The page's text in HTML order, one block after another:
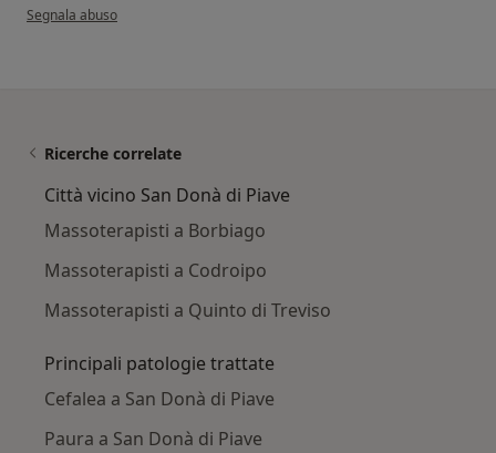
secondo l'opinione dell'utente Luisa B.
Segnala abuso
Ricerche correlate
Città vicino San Donà di Piave
Massoterapisti a Borbiago
Massoterapisti a Codroipo
Massoterapisti a Quinto di Treviso
Principali patologie trattate
Cefalea a San Donà di Piave
Paura a San Donà di Piave